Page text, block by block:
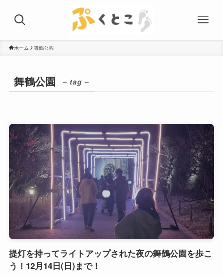
ホーム 舞鶴公園
舞鶴公園 – tag –
提灯を持ってライトアップされた夜の舞鶴公園を歩こ
う！12月14日(日)まで！